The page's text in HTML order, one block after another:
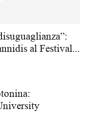
al Festival...